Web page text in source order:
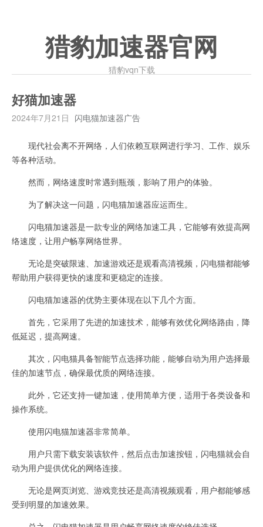
猎豹加速器官网
猎豹vqn下载
好猫加速器
2024年7月21日 闪电猫加速器广告
现代社会离不开网络，人们依赖互联网进行学习、工作、娱乐
等各种活动。
然而，网络速度时常遇到瓶颈，影响了用户的体验。
为了解决这一问题，闪电猫加速器应运而生。
闪电猫加速器是一款专业的网络加速工具，它能够有效提高网
络速度，让用户畅享网络世界。
无论是突破限速、加速游戏还是观看高清视频，闪电猫都能够
帮助用户获得更快的速度和更稳定的连接。
闪电猫加速器的优势主要体现在以下几个方面。
首先，它采用了先进的加速技术，能够有效优化网络路由，降
低延迟，提高网速。
其次，闪电猫具备智能节点选择功能，能够自动为用户选择最
佳的加速节点，确保最优质的网络连接。
此外，它还支持一键加速，使用简单方便，适用于各类设备和
操作系统。
使用闪电猫加速器非常简单。
用户只需下载安装该软件，然后点击加速按钮，闪电猫就会自
动为用户提供优化的网络连接。
无论是网页浏览、游戏竞技还是高清视频观看，用户都能够感
受到明显的加速效果。